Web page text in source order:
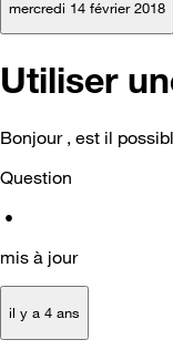
mercredi 14 février 2018
Utiliser
Bonjour , est il
Question
•
mis à jour
il y a 4 ans